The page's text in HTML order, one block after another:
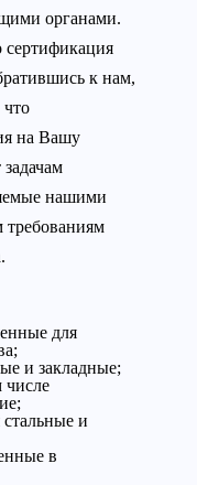
органами.
сертификация
к нам,
на Вашу
нашими
требованиям
для
и закладные;
числе
и
в